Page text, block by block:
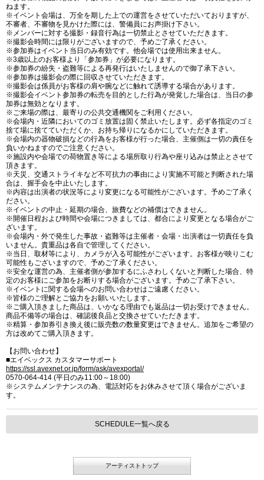
ねます。
※イベント会場は、万全を期した上での運営をさせていただいておりますが、
不審者、不審物を見かけた際には、警備員にお声掛け下さい。
※メンバーに対する撮影・録音行為は一切禁止とさせていただきます。
※撮影会時間には限りがございますので、予めご了承ください。
※参加券はイベント当日のみ有効です。他会場では使用出来ません。
※3歳以上のお客様より「参加券」が必要になります。
※参加券の紛失・盗難等による再発行はいたしませんので御了承下さい。
※参加券は撮影会の際に回収させていただきます。
※撮影会は係員がお客様の肩や腕などに触れて誘導する場合があります。
※撮影会イベント参加券の転売を目的とした行為が発覚した場合は、当日の参
加券は無効となります。
※ご来場の際は、最寄りの公共交通機関をご利用ください。
※会場内・近隣においてのゴミ放置は固く禁止いたします。必ず各指定のゴミ
捨て場に捨てていただくか、お持ち帰りになるかにしていただきます。
※会場内の器物破損などの行為をお客様が行った場合、主催側は一切の責任を
負いかねますのでご注意ください。
※施設内や会場での荷物置き等による場所取り行為や座り込みは禁止とさせて
頂きます。
※天災、交通ストライキなど不可抗力の事由により実施不可能と判断された場
合は、握手会を中止いたします。
※内容は出演者の状況等により変更になる可能性がございます。予めご了承く
ださい。
※イベントの中止・延期の場合、旅費などの補償はできません。
※開催日程および時間や会場につきましては、都合により変更となる場合がご
ざいます。
※会場内・外で発生した事故・盗難等は主催者・会場・出演者は一切責任を負
いません。貴重品は各自で管理してください。
※当日、取材等により、カメラが入る可能性がございます。お客様が映りこむ
可能性もございますので、予めご了承ください。
※安全な運営の為、主催者側が参加するにふさわしくないと判断した場合、特
定のお客様にご参加をお断りする場合がございます。予めご了承下さい。
※イベントに関する会場へのお問い合わせはご遠慮ください。
※皆様のご理解とご協力をお願いいたします。
※ご購入頂きました商品は、いかなる理由でも返品は一切お受けできません。
商品不備等の場合は、確認後良品と交換させていただきます。
※精算・参加券引き換え後に販売数の数量変更はできません。追加をご希望の
方は改めてご購入頂きます。
【お問い合わせ】
■エイベックス カスタマーサポート
https://ssl.avexnet.or.jp/form/ask/avexportal/
0570-064-414 (平日のみ11:00～18:00)
※システムメンテナンスの為、電話対応をお休みさせて頂く場合がございま
す。
SCHEDULE一覧へ戻る
アーティストトップ